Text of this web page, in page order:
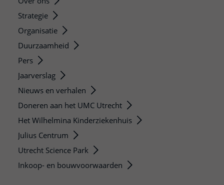
Strategie
Organisatie
Duurzaamheid
Pers
Jaarverslag
Nieuws en verhalen
Doneren aan het UMC Utrecht
Het Wilhelmina Kinderziekenhuis
Julius Centrum
Utrecht Science Park
Inkoop- en bouwvoorwaarden